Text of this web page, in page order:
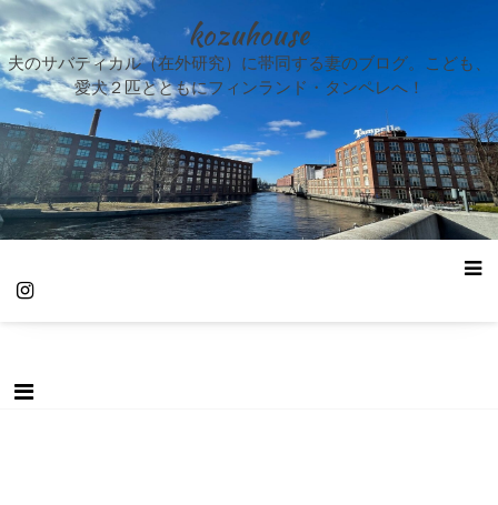
kozuhouse
夫のサバティカル（在外研究）に帯同する妻のブログ。こども、
愛犬２匹とともにフィンランド・タンペレへ！